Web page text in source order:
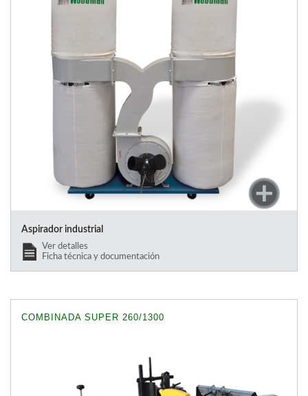
Aspirador industrial
Ver detalles
Ficha técnica y documentación
COMBINADA SUPER 260/1300